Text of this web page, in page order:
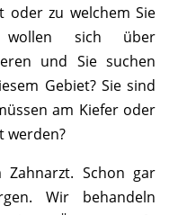
oder zu welchem Sie
sich über
und Sie suchen
Gebiet? Sie sind
am Kiefer oder
werden?
Schon gar
Wir behandeln